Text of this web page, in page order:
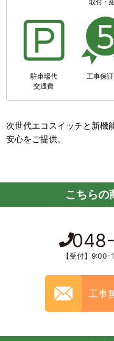
取付・
駐車場代
交通費
工事保
次世代エコスイッチと新機
安心をご提供。
こちらの
【受付】
工事